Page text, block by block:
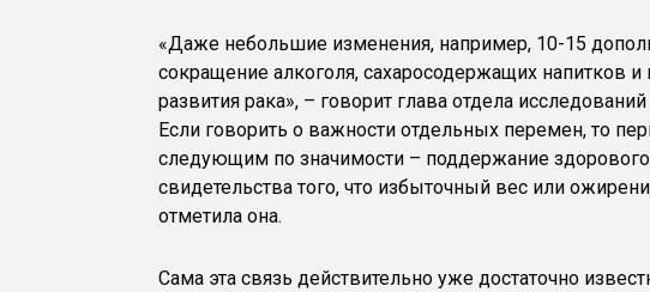
«Даже небольшие изменения, например, 10-15
сокращение алкоголя, сахаросодержащих
развития рака», – говорит глава отдела
Если говорить о важности отдельных перемен, то
следующим по значимости – поддержание
свидетельства того, что избыточный вес или
отметила она.
Сама эта связь действительно уже достаточно